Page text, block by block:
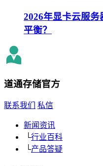
2026年显卡云服
平衡？
道通存储官方
联系我们 私信
新闻资讯
└行业百科
└产品答疑